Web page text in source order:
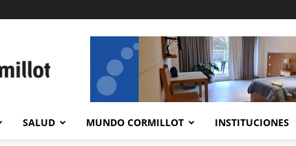
SALUD MUNDO CORMILLOT INSTITUCIONES